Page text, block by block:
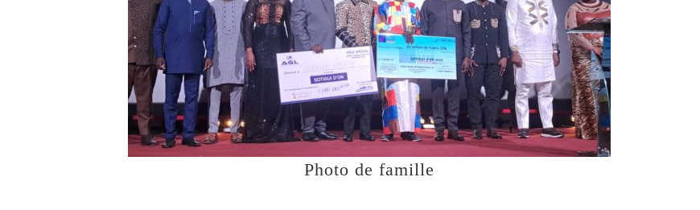
Photo de famille